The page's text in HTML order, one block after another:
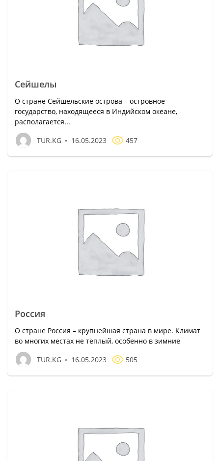
Сейшелы
О стране Сейшельские острова – островное
государство, находящееся в Индийском океане,
располагается...
TUR.KG
16.05.2023 457
Россия
О стране Россия – крупнейшая страна в мире. Климат
во многих местах не тёплый, особенно в зимние
TUR.KG
16.05.2023 505